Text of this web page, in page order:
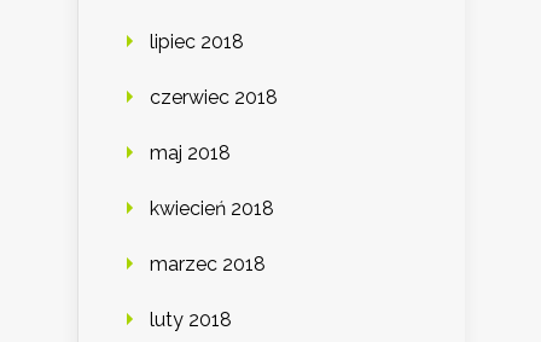
lipiec 2018
czerwiec 2018
maj 2018
kwiecień 2018
marzec 2018
luty 2018